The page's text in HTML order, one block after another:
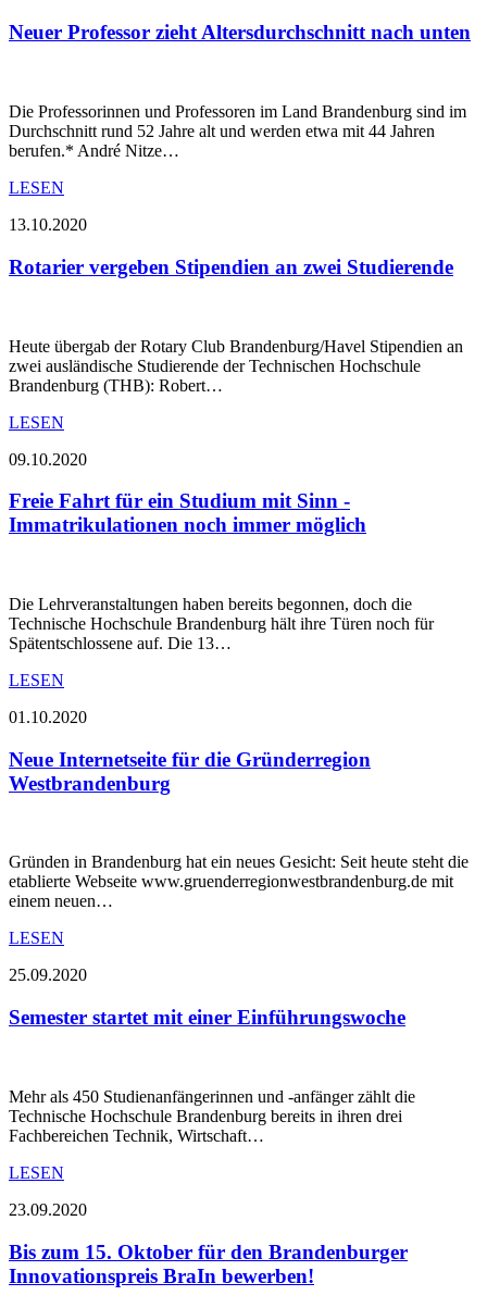
Neuer Professor zieht Altersdurchschnitt nach unten
Die Professorinnen und Professoren im Land Brandenburg sind im
Durchschnitt rund 52 Jahre alt und werden etwa mit 44 Jahren
berufen.* André Nitze…
LESEN
13.10.2020
Rotarier vergeben Stipendien an zwei Studierende
Heute übergab der Rotary Club Brandenburg/Havel Stipendien an
zwei ausländische Studierende der Technischen Hochschule
Brandenburg (THB): Robert…
LESEN
09.10.2020
Freie Fahrt für ein Studium mit Sinn -
Immatrikulationen noch immer möglich
Die Lehrveranstaltungen haben bereits begonnen, doch die
Technische Hochschule Brandenburg hält ihre Türen noch für
Spätentschlossene auf. Die 13…
LESEN
01.10.2020
Neue Internetseite für die Gründerregion
Westbrandenburg
Gründen in Brandenburg hat ein neues Gesicht: Seit heute steht die
etablierte Webseite www.gruenderregionwestbrandenburg.de mit
einem neuen…
LESEN
25.09.2020
Semester startet mit einer Einführungswoche
Mehr als 450 Studienanfängerinnen und -anfänger zählt die
Technische Hochschule Brandenburg bereits in ihren drei
Fachbereichen Technik, Wirtschaft…
LESEN
23.09.2020
Bis zum 15. Oktober für den Brandenburger
Innovationspreis BraIn bewerben!